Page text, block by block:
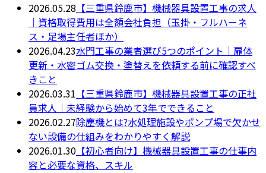
2026.05.28 【三重県鈴鹿市】機械器具設置工事の求人
｜資格取得費用は全額会社負担（玉掛・フルハーネ
ス・足場主任者ほか）
2026.04.23水門工事の業者選び5つのポイント｜扉体
更新・水密ゴム交換・塗替えを依頼する前に確認すべ
きこと
2026.03.31 【三重県鈴鹿市】機械器具設置工事の正社
員求人｜未経験から始めて3年でできること
2026.02.27除塵機とは?水処理施設やポンプ場で欠かせ
ない設備の仕組みをわかりやすく解説
2026.01.30 【初心者向け】機械器具設置工事の仕事内
容と必要な資格、スキル